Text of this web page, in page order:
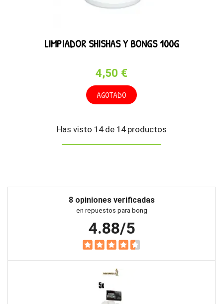
LIMPIADOR SHISHAS Y BONGS 100G
4,50 €
AGOTADO
Has visto 14 de 14 productos
8 opiniones verificadas
en repuestos para bong
4.88/5